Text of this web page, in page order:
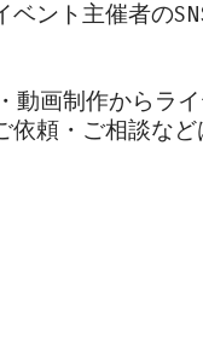
ント主催者の
画制作からライ
依頼・ご相談など